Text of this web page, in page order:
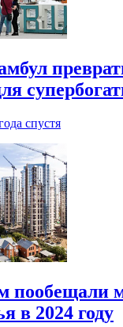
спустя
пообещали
в 2024 году